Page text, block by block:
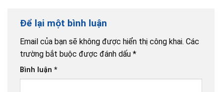
Để lại một bình luận
Email của bạn sẽ không được hiển thị công khai. Các
trường bắt buộc được đánh dấu *
Bình luận *